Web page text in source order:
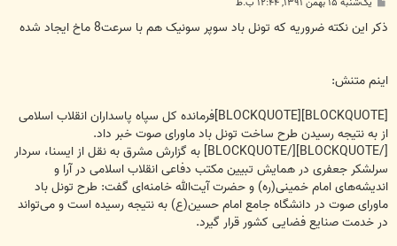
ت
ذکر این نکته ضروریه که تونل باد سوپر سونیک هم با سرعت8 ماخ ایجاد شده
اینم متنش:
[BLOCKQUOTE][BLOCKQUOTE]فرمانده کل سپاه پاسداران انقلاب اسلامی
از به نتیجه رسیدن طرح ساخت تونل باد ماورای صوت خبر داد.
[/BLOCKQUOTE][/BLOCKQUOTE] به گزارش مشرق به نقل از ایسنا، سردار
سرلشکر جعفری در همایش تبیین مکتب دفاعی انقلاب اسلامی در آرا و
اندیشه‌های امام خمینی(ره) و حضرت آیت‌الله خامنه‌ای گفت:‌ طرح تونل باد
ماورای صوت در دانشگاه جامع امام حسین(ع) به نتیجه رسیده است و می‌تواند
در خدمت صنایع فضایی کشور قرار گیرد.